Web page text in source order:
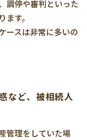
調停や審判といった
す。
ースは非常に多いの
など、被相続人
管理をしていた場